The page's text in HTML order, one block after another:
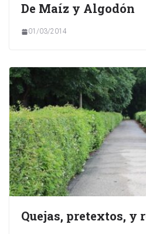
De Maíz y Algodón
01/03/2014
Quejas, pretextos, y